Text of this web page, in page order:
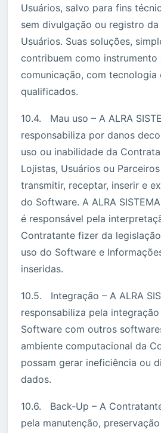
Usuários, salvo para fins
sem divulgação ou registro
Usuários. Suas soluções,
contribuem como instrumento
comunicação, com tecnologia
qualificados.
10.4. Mau uso – A ALRA
responsabiliza por danos
uso ou inabilidade da
Lojistas, Usuários ou
transmitir, receptar, inserir e
do Software. A ALRA
é responsável pela
Contratante fizer da
uso do Software e
inseridas.
10.5. Integração – A ALRA
responsabiliza pela
Software com outros
ambiente computacional da
possam gerar ineficiência ou
dados.
10.6. Back-Up – A
pela manutenção,